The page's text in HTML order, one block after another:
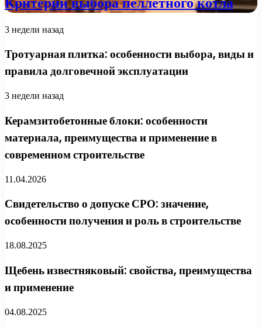
3 недели назад
Тротуарная плитка: особенности выбора, виды и
правила долговечной эксплуатации
3 недели назад
Керамзитобетонные блоки: особенности
материала, преимущества и применение в
современном строительстве
11.04.2026
Свидетельство о допуске СРО: значение,
особенности получения и роль в строительстве
18.08.2025
Щебень известняковый: свойства, преимущества
и применение
04.08.2025